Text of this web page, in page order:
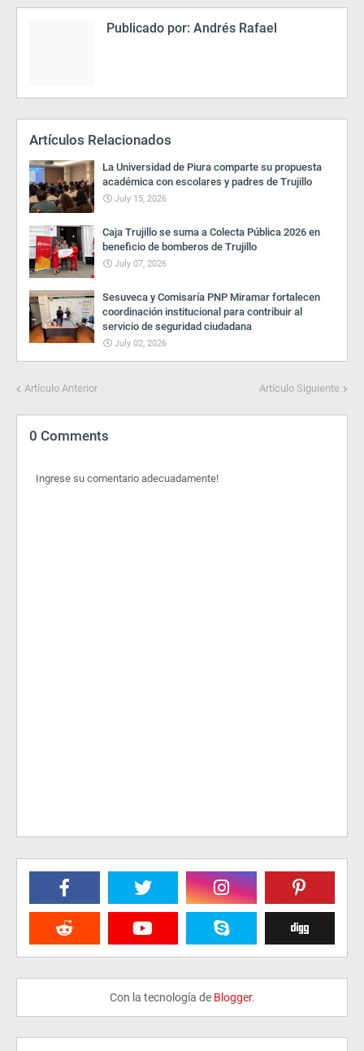
Publicado por: Andrés Rafael
Artículos Relacionados
La Universidad de Piura comparte su propuesta
académica con escolares y padres de Trujillo
July 15, 2026
Caja Trujillo se suma a Colecta Pública 2026 en
beneficio de bomberos de Trujillo
July 07, 2026
Sesuveca y Comisaría PNP Miramar fortalecen
coordinación institucional para contribuir al
servicio de seguridad ciudadana
July 02, 2026
Artículo Anterior Artículo Siguiente
0 Comments
Ingrese su comentario adecuadamente!
Con la tecnología de Blogger.